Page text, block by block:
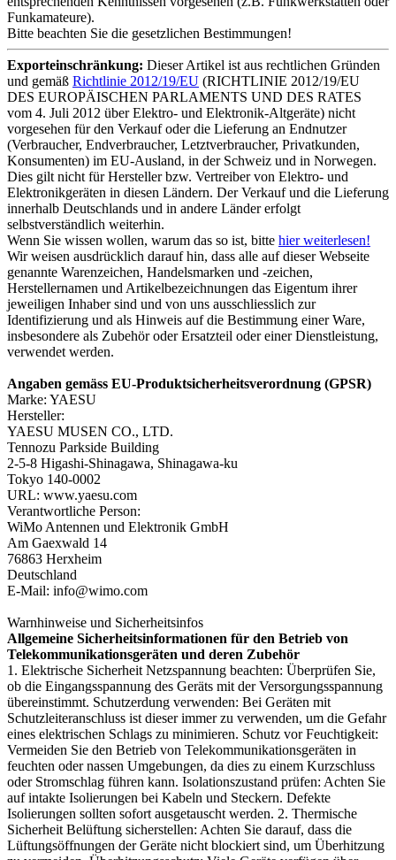
Funkamateure).
Bitte beachten Sie die gesetzlichen Bestimmungen!
Exporteinschränkung: Dieser Artikel ist aus rechtlichen Gründen
und gemäß Richtlinie 2012/19/EU (RICHTLINIE 2012/19/EU
DES EUROPÄISCHEN PARLAMENTS UND DES RATES
vom 4. Juli 2012 über Elektro- und Elektronik-Altgeräte) nicht
vorgesehen für den Verkauf oder die Lieferung an Endnutzer
(Verbraucher, Endverbraucher, Letztverbraucher, Privatkunden,
Konsumenten) im EU-Ausland, in der Schweiz und in Norwegen.
Dies gilt nicht für Hersteller bzw. Vertreiber von Elektro- und
Elektronikgeräten in diesen Ländern. Der Verkauf und die Lieferung
innerhalb Deutschlands und in andere Länder erfolgt
selbstverständlich weiterhin.
Wenn Sie wissen wollen, warum das so ist, bitte hier weiterlesen!
Wir weisen ausdrücklich darauf hin, dass alle auf dieser Webseite
genannte Warenzeichen, Handelsmarken und -zeichen,
Herstellernamen und Artikelbezeichnungen das Eigentum ihrer
jeweiligen Inhaber sind und von uns ausschliesslich zur
Identifizierung und als Hinweis auf die Bestimmung einer Ware,
insbesondere als Zubehör oder Ersatzteil oder einer Dienstleistung,
verwendet werden.
Angaben gemäss EU-Produktsicherheitsverordnung (GPSR)
Marke: YAESU
Hersteller:
YAESU MUSEN CO., LTD.
Tennozu Parkside Building
2-5-8 Higashi-Shinagawa, Shinagawa-ku
Tokyo 140-0002
URL: www.yaesu.com
Verantwortliche Person:
WiMo Antennen und Elektronik GmbH
Am Gaexwald 14
76863 Herxheim
Deutschland
E-Mail: info@wimo.com
Warnhinweise und Sicherheitsinfos
Allgemeine Sicherheitsinformationen für den Betrieb von
Telekommunikationsgeräten und deren Zubehör
1. Elektrische Sicherheit Netzspannung beachten: Überprüfen Sie,
ob die Eingangsspannung des Geräts mit der Versorgungsspannung
übereinstimmt. Schutzerdung verwenden: Bei Geräten mit
Schutzleiteranschluss ist dieser immer zu verwenden, um die Gefahr
eines elektrischen Schlags zu minimieren. Schutz vor Feuchtigkeit:
Vermeiden Sie den Betrieb von Telekommunikationsgeräten in
feuchten oder nassen Umgebungen, da dies zu einem Kurzschluss
oder Stromschlag führen kann. Isolationszustand prüfen: Achten Sie
auf intakte Isolierungen bei Kabeln und Steckern. Defekte
Isolierungen sollten sofort ausgetauscht werden. 2. Thermische
Sicherheit Belüftung sicherstellen: Achten Sie darauf, dass die
Lüftungsöffnungen der Geräte nicht blockiert sind, um Überhitzung